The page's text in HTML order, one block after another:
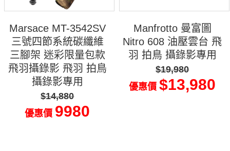
Marsace MT-3542SV
三號四節系統碳纖維
三腳架 迷彩限量包款
飛羽攝錄影 飛羽 拍鳥
攝錄影專用
$14,880
優惠價 9980
Manfrotto 曼富圖
Nitro 608 油壓雲台 飛
羽 拍鳥 攝錄影專用
$19,980
優惠價$13,980